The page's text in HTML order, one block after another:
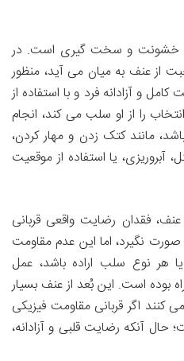
خشونت و سخت گیری است. در
از عنف به میان می آید، منظور
و آزادانه فرد و با استفاده از
را از او سلب می کند، انجام
مانند کتک زدن و مهار کردن،
آبروریزی، یا استفاده از موقعیت
فقدان رضایت واقعی قربانی
نگیرد، اما این عدم مقاومت
هر نوع سلب اراده باشد، عمل
بوده است. این بُعد از عنف بسیار
کنند اگر قربانی مقاومت فیزیکی
آنکه رضایت قلبی و آزادانه،